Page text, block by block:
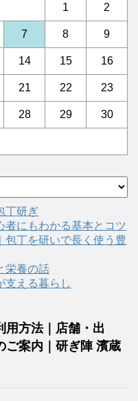
1 2
7 8 9
14 15 16
21 22 23
28 29 30
丁研ぎ
者にもわかる基本とコツ
包丁を研いで長く使う豊
栄養の話
支える暮らし
用方法｜店舗・出
ご案内｜研ぎ陣 濱蔵